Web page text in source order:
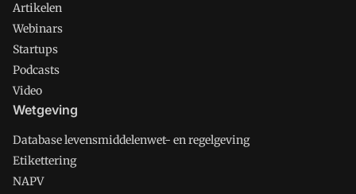
Artikelen
Webinars
Startups
Podcasts
Video
Wetgeving
Database levensmiddelenwet- en regelgeving
Etikettering
NAPV